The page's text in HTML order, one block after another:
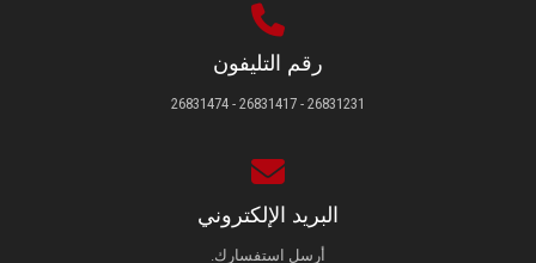
رقم التليفون
26831231 - 26831417 - 26831474
البريد الإلكتروني
أرسل استفسارك.